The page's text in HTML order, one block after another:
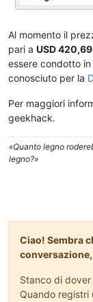
Al momento il
pari a USD 420,69
essere condotto
conosciuto per la
Per maggiori
geekhack.
«Quanto legno
legno?»
Ciao! Sembra
Stanco di
Quando registri